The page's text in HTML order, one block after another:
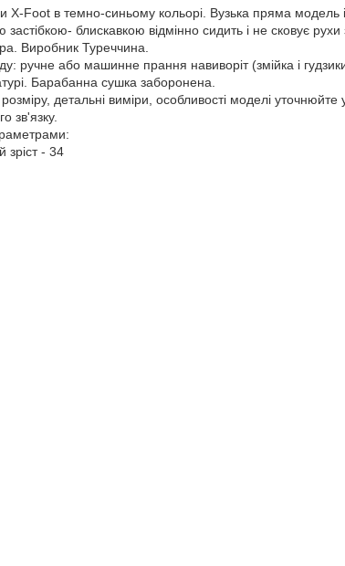
X-Foot в темно-синьому кольорі. Вузька пряма
блискавкою відмінно сидить і не сковує
Виробник Туреччина.
ручне або машинне прання навиворіт (змійка і
Барабанна сушка заборонена.
розміру, детальні виміри, особливості моделі
зв'язку.
зріст - 34